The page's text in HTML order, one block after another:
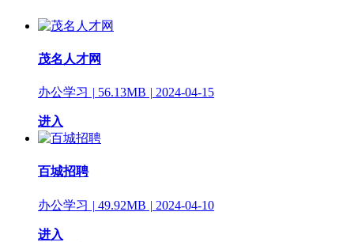
茂名人才网
办公学习 | 56.13MB | 2024-04-15
进入
百城招聘
办公学习 | 49.92MB | 2024-04-10
进入